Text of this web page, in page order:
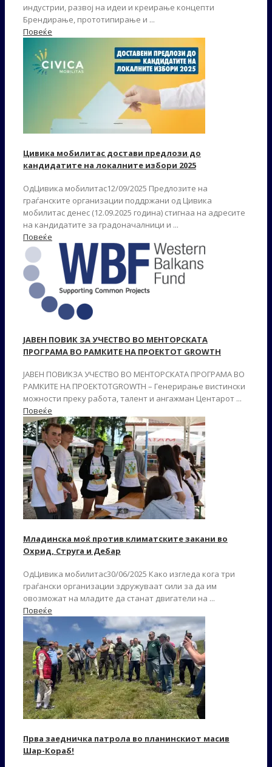
индустрии, развој на идеи и креирање концепти
Брендирање, прототипирање и ...
Повеќе
Цивика мобилитас достави предлози до
кандидатите на локалните избори 2025
ОдЦивика мобилитас12/09/2025 Предлозите на
граѓанските организации поддржани од Цивика
мобилитас денес (12.09.2025 година) стигнаа на адресите
на кандидатите за градоначалници и ...
Повеќе
JАВЕН ПОВИК ЗА УЧЕСТВО ВО МЕНТОРСКАТА
ПРОГРАМА ВО РАМКИТЕ НА ПРОЕКТОТ GROWTH
JАВЕН ПОВИКЗА УЧЕСТВО ВО МЕНТОРСКАТА ПРОГРАМА ВО
РАМКИТЕ НА ПРОЕКТОТGROWTH – Генерирање вистински
можности преку работа, талент и ангажман Центарот ...
Повеќе
Младинска моќ против климатските закани во
Охрид, Струга и Дебар
ОдЦивика мобилитас30/06/2025 Како изгледа кога три
граѓански организации здружуваат сили за да им
овозможат на младите да станат двигатели на ...
Повеќе
Прва заедничка патрола во планинскиот масив
Шар-Кораб!